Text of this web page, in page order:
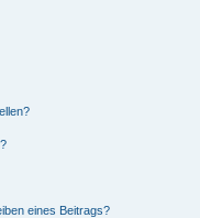
eines Beitrags?